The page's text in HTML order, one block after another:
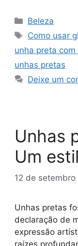
Categorias
Beleza
Tags
Como usar
unha preta
unhas pretas
Deixe um
Unhas
Um
12 de
Unhas pretas
declaração de
expressão